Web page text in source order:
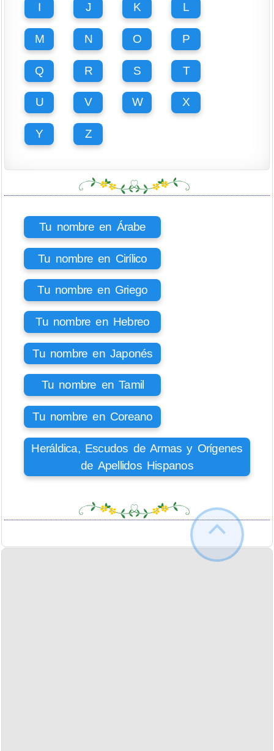
I J K L
M N O P
Q R S T
U V W X
Y Z
Tu nombre en Árabe
Tu nombre en Cirílico
Tu nombre en Griego
Tu nombre en Hebreo
Tu nombre en Japonés
Tu nombre en Tamil
Tu nombre en Coreano
Heráldica, Escudos de Armas y Orígenes
de Apellidos Hispanos